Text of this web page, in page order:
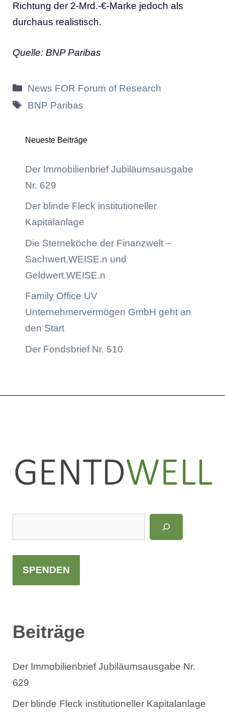
Richtung der 2-Mrd.-€-Marke jedoch als
durchaus realistisch.
Quelle: BNP Paribas
Kategorien
News FOR Forum of Research
Schlagwörter
BNP Paribas
Neueste Beiträge
Der Immobilienbrief Jubiläumsausgabe
Nr. 629
Der blinde Fleck institutioneller
Kapitalanlage
Die Sterneköche der Finanzwelt –
Sachwert.WEISE.n und
Geldwert.WEISE.n
Family Office UV
Unternehmervermögen GmbH geht an
den Start
Der Fondsbrief Nr. 510
u
c
e
SPENDEN
Beiträge
Der Immobilienbrief Jubiläumsausgabe Nr.
629
Der blinde Fleck institutioneller Kapitalanlage